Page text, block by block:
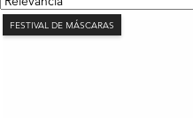
FESTIVAL DE MÁSCARAS